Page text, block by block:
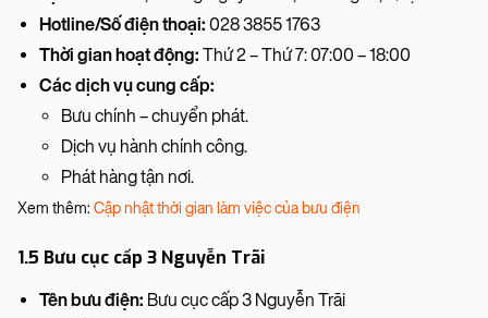
Hotline/Số điện thoại: 028 3855 1763
Thời gian hoạt động: Thứ 2 – Thứ 7: 07:00 – 18:00
Các dịch vụ cung cấp:
Bưu chính – chuyển phát.
Dịch vụ hành chính công.
Phát hàng tận nơi.
Xem thêm: Cập nhật thời gian làm việc của bưu điện
1.5 Bưu cục cấp 3 Nguyễn Trãi
Tên bưu điện: Bưu cục cấp 3 Nguyễn Trãi